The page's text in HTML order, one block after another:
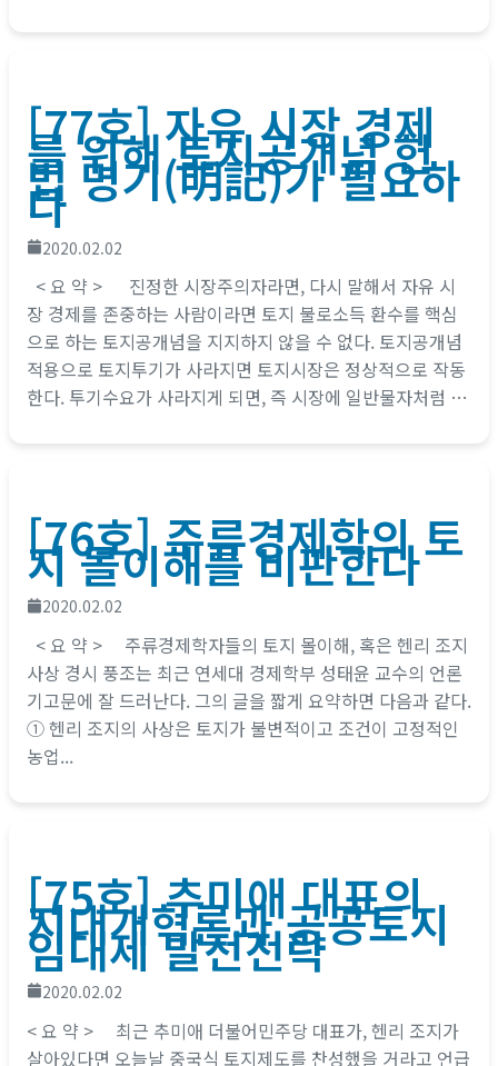
[77호] 자유 시장 경제
를 위해 토지공개념 헌
법 명기(明記)가 필요하
다
2020.02.02
< 요 약 > 진정한 시장주의자라면, 다시 말해서 자유 시
장 경제를 존중하는 사람이라면 토지 불로소득 환수를 핵심
으로 하는 토지공개념을 지지하지 않을 수 없다. 토지공개념
적용으로 토지투기가 사라지면 토지시장은 정상적으로 작동
한다. 투기수요가 사라지게 되면, 즉 시장에 일반물자처럼 실
[76호] 주류경제학의 토
지 몰이해를 비판한다
2020.02.02
< 요 약 > 주류경제학자들의 토지 몰이해, 혹은 헨리 조지
사상 경시 풍조는 최근 연세대 경제학부 성태윤 교수의 언론
기고문에 잘 드러난다. 그의 글을 짧게 요약하면 다음과 같다.
① 헨리 조지의 사상은 토지가 불변적이고 조건이 고정적인
농업...
[75호] 추미애 대표의
지대개혁론과 공공토지
임대제 발전전략
2020.02.02
< 요 약 > 최근 추미애 더불어민주당 대표가, 헨리 조지가
살아있다면 오늘날 중국식 토지제도를 찬성했을 거라고 언급